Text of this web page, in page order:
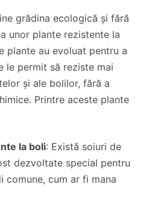
grădina ecologică și fără
unor plante rezistente la
plante au evoluat pentru a
le permit să reziste mai
și ale bolilor, fără a
Printre aceste plante
la boli: Există soiuri de
dezvoltate special pentru
comune, cum ar fi mana